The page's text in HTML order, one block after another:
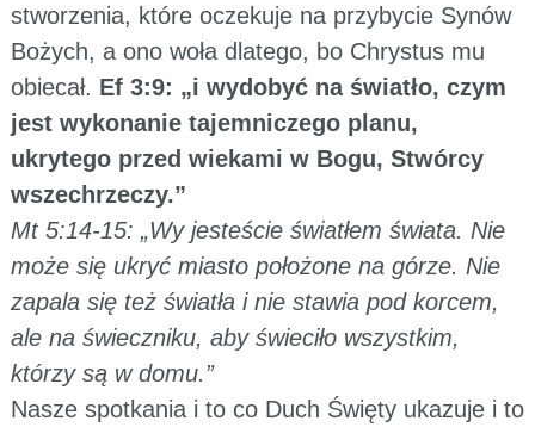
stworzenia, które oczekuje na przybycie Synów
Bożych, a ono woła dlatego, bo Chrystus mu
obiecał. Ef 3:9: „i wydobyć na światło, czym
jest wykonanie tajemniczego planu,
ukrytego przed wiekami w Bogu, Stwórcy
wszechrzeczy.”
Mt 5:14-15: „Wy jesteście światłem świata. Nie
może się ukryć miasto położone na górze. Nie
zapala się też światła i nie stawia pod korcem,
ale na świeczniku, aby świeciło wszystkim,
którzy są w domu.”
Nasze spotkania i to co Duch Święty ukazuje i to